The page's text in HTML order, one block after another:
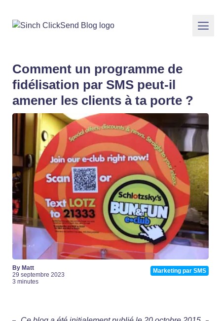
Comment un programme de
fidélisation par SMS peut-il
amener les clients à ta porte ?
By Matt
29 septembre 2023
3 minutes
Marketing par SMS